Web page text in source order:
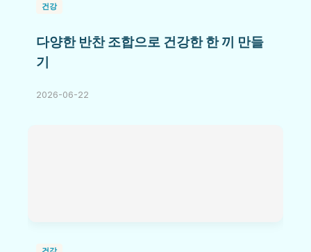
건강
다양한 반찬 조합으로 건강한 한 끼 만들
기
2026-06-22